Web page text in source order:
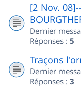
[2 Nov.
Dernier
Réponses : 5
Traçons
Dernier
Réponses : 3